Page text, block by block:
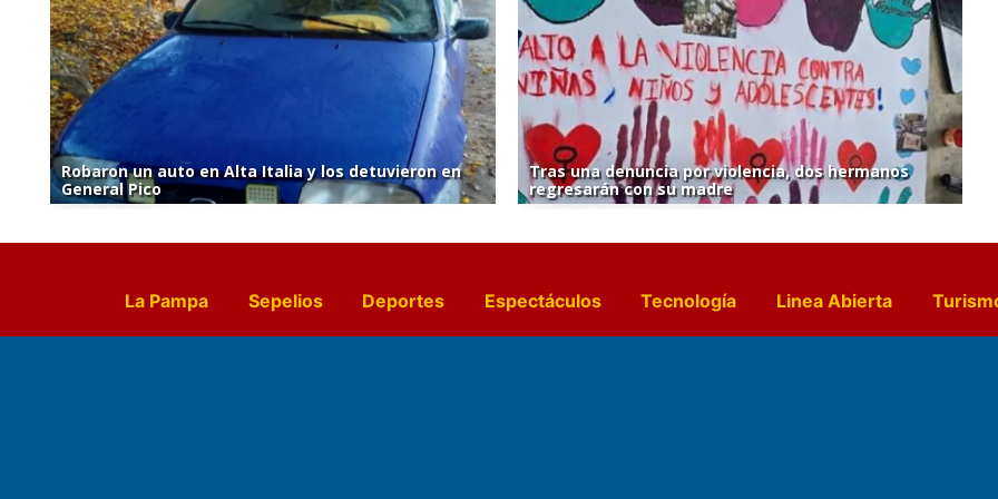
Robaron un auto en Alta Italia y los detuvieron en
General Pico
Tras una denuncia por violencia, dos hermanos
regresarán con su madre
La Pampa Sepelios Deportes Espectáculos Tecnología Linea Abierta